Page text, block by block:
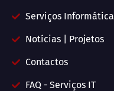
Serviços Informática
Notícias | Projetos
Contactos
FAQ - Serviços IT